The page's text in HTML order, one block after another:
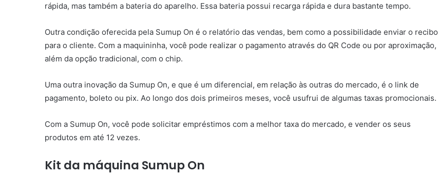
rápida, mas também a bateria do aparelho. Essa bateria possui recarga rápida e dura bastante tempo.
Outra condição oferecida pela Sumup On é o relatório das vendas, bem como a possibilidade enviar o recibo
para o cliente. Com a maquininha, você pode realizar o pagamento através do QR Code ou por aproximação,
além da opção tradicional, com o chip.
Uma outra inovação da Sumup On, e que é um diferencial, em relação às outras do mercado, é o link de
pagamento, boleto ou pix. Ao longo dos dois primeiros meses, você usufrui de algumas taxas promocionais.
Com a Sumup On, você pode solicitar empréstimos com a melhor taxa do mercado, e vender os seus
produtos em até 12 vezes.
Kit da máquina Sumup On